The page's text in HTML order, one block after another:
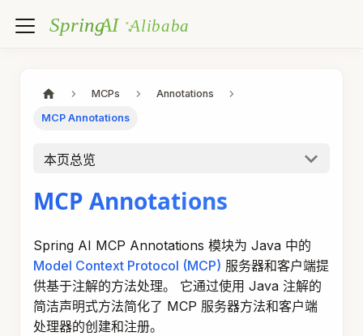
MCPs Annotations
MCP Annotations
本页总览
MCP Annotations
Spring AI MCP Annotations 模块为 Java 中的
Model Context Protocol (MCP) 服务器和客户端提
供基于注解的方法处理。 它通过使用 Java 注解的
简洁声明式方法简化了 MCP 服务器方法和客户端
处理器的创建和注册。